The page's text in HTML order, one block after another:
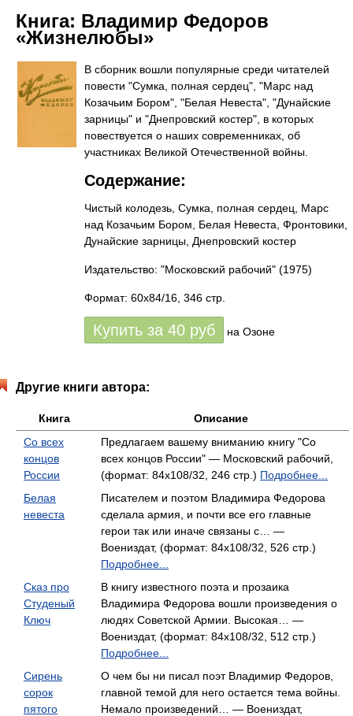
Книга: Владимир Федоров
«Жизнелюбы»
В сборник вошли популярные среди читателей
повести "Сумка, полная сердец", "Марс над
Козачьим Бором", "Белая Невеста", "Дунайские
зарницы" и "Днепровский костер", в которых
повествуется о наших современниках, об
участниках Великой Отечественной войны.
Содержание:
Чистый колодезь, Сумка, полная сердец, Марс
над Козачьим Бором, Белая Невеста, Фронтовики,
Дунайские зарницы, Днепровский костер
Издательство: "Московский рабочий" (1975)
Формат: 60x84/16, 346 стр.
Купить за 40 руб на Озоне
Другие книги автора:
Книга
Описание
Со всех
концов
России
Предлагаем вашему вниманию книгу "Со
всех концов России" — Московский рабочий,
(формат: 84x108/32, 246 стр.) Подробнее...
Белая
невеста
Писателем и поэтом Владимира Федорова
сделала армия, и почти все его главные
герои так или иначе связаны с… —
Воениздат, (формат: 84x108/32, 526 стр.)
Подробнее...
Сказ про
Студеный
Ключ
В книгу известного поэта и прозаика
Владимира Федорова вошли произведения о
людях Советской Армии. Высокая… —
Воениздат, (формат: 84x108/32, 512 стр.)
Подробнее...
Сирень
сорок
пятого
О чем бы ни писал поэт Владимир Федоров,
главной темой для него остается тема войны.
Немало произведений… — Воениздат,